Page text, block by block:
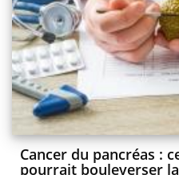
Cancer du pancréas :
pourrait bouleverser